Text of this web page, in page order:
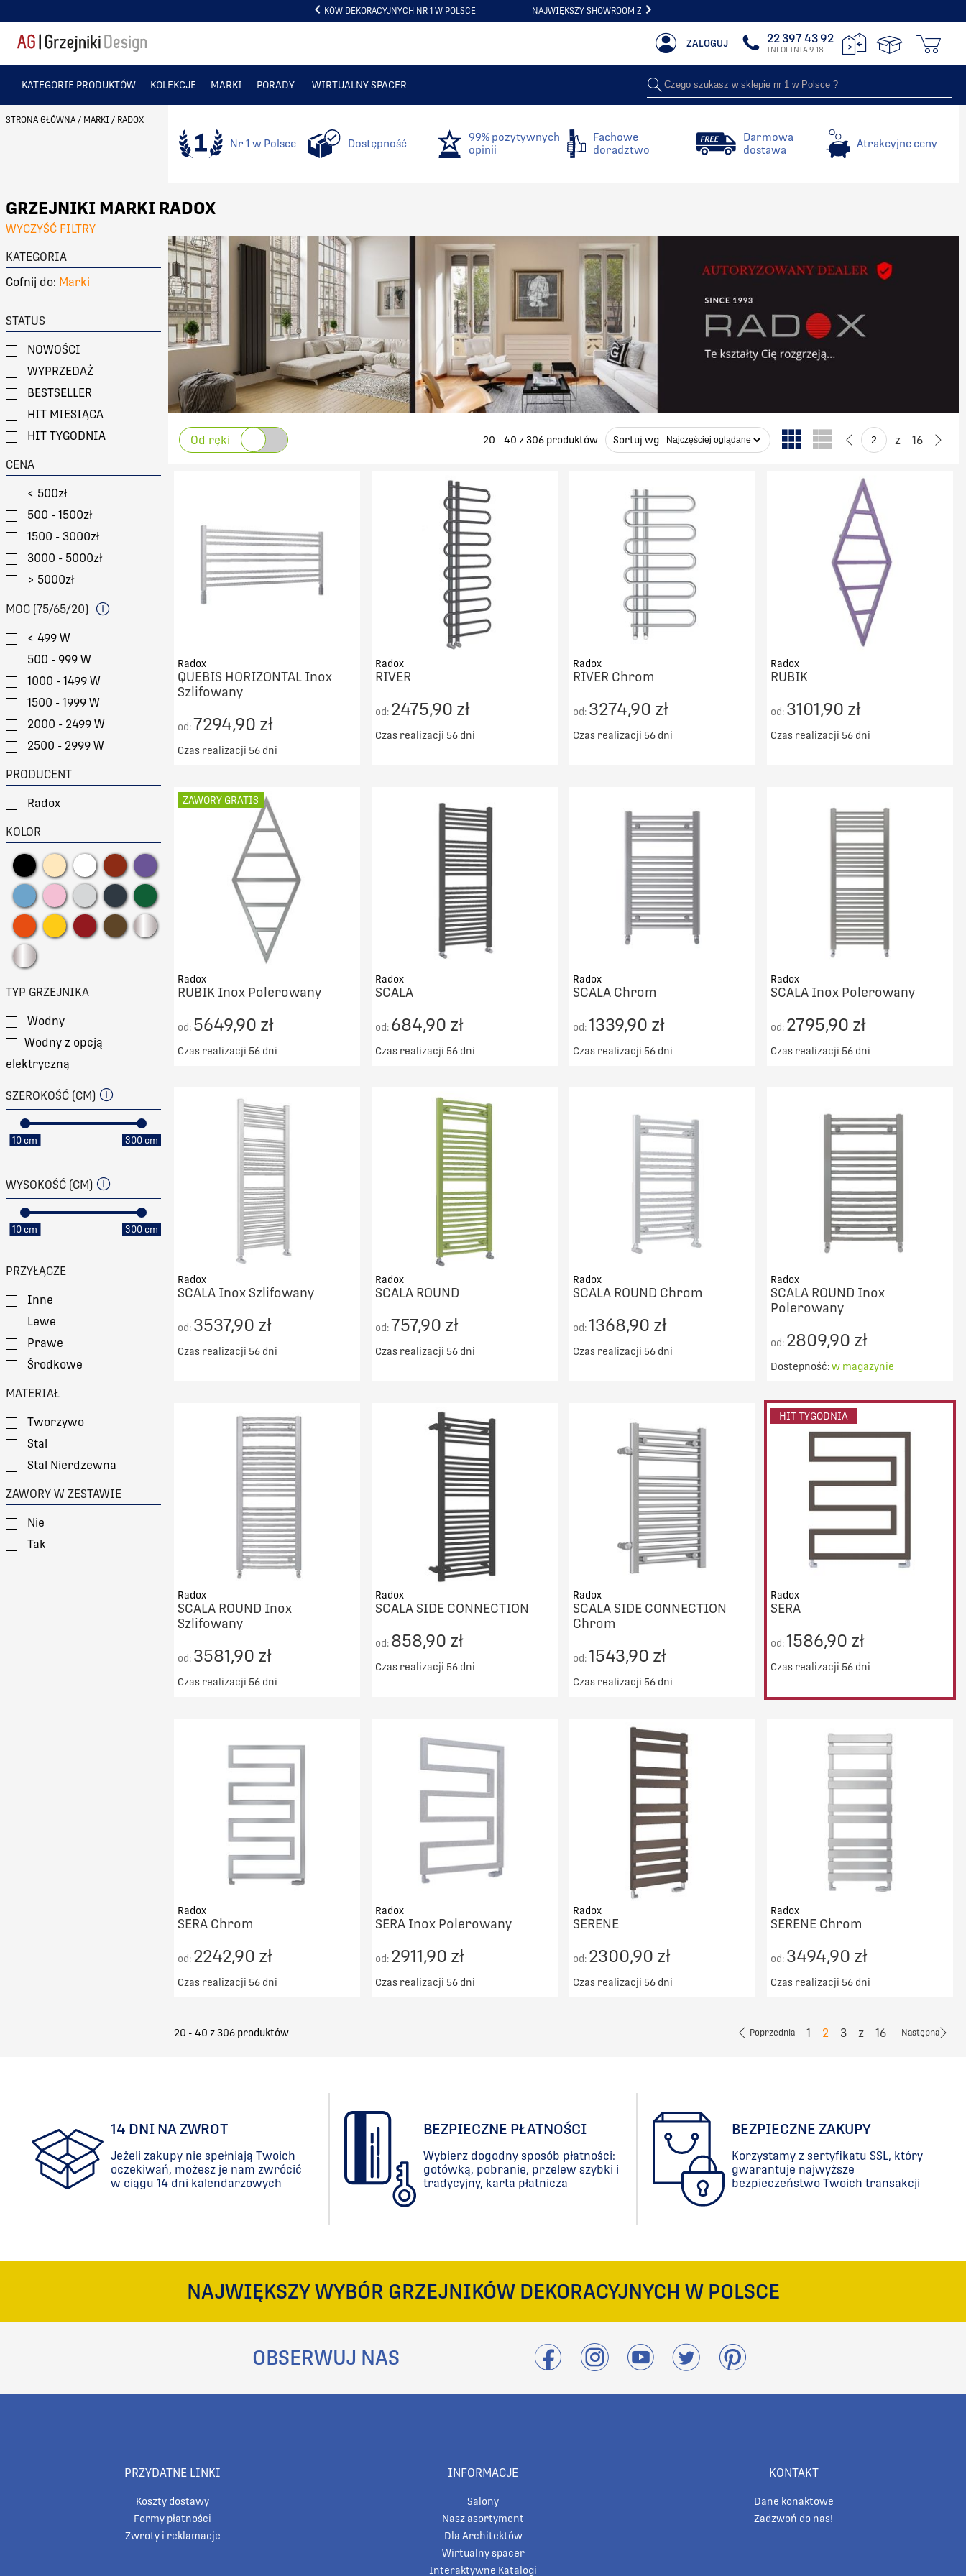
NAJWIĘKSZY SHOWROOM Z GRZEJNIKAMI DEKORACYJNYMI
ITEM
ZALOGUJ 22 397 43 92
INFOLINIA 9-18
KATEGORIE PRODUKTÓW KOLEKCJE MARKI PORADY WIRTUALNY SPACER Czego szukasz w sklepie nr 1 w Polsce ?
STRONA GŁÓWNA / MARKI / RADOX
Nr 1 w Polsce Dostępność
99% pozytywnych
opinii
Fachowe
doradztwo
Darmowa
dostawa
Atrakcyjne ceny
GRZEJNIKI MARKI RADOX
WYCZYŚĆ FILTRY
KATEGORIA
Cofnij do: Marki
STATUS
NOWOŚCI
WYPRZEDAŻ
BESTSELLER
HIT MIESIĄCA
HIT TYGODNIA
CENA
< 500zł
500 - 1500zł
1500 - 3000zł
3000 - 5000zł
> 5000zł
MOC (75/65/20)
< 499 W
500 - 999 W
1000 - 1499 W
1500 - 1999 W
2000 - 2499 W
2500 - 2999 W
> 3000 W
PRODUCENT
Radox
KOLOR
TYP GRZEJNIKA
Wodny
Wodny z opcją
elektryczną
SZEROKOŚĆ (CM)
10 cm 300 cm
WYSOKOŚĆ (CM)
10 cm 300 cm
PRZYŁĄCZE
Inne
Lewe
Prawe
Środkowe
MATERIAŁ
Tworzywo
Stal
Stal Nierdzewna
ZAWORY W ZESTAWIE
Nie
Tak
Od ręki 20 - 40 z306 produktów Sortuj wg z 16
Radox
QUEBIS HORIZONTAL Inox
Szlifowany
od:7294,90 zł
Czas realizacji 56 dni
DO KOSZYKA
PORÓWNAJ
Radox
RIVER
od: 2475,90 zł
Czas realizacji 56 dni
PORÓWNAJ
Radox
RIVER Chrom
od: 3274,90 zł
Czas realizacji 56 dni
PORÓWNAJ
Radox
RUBIK
od: 3101,90 zł
Czas realizacji 56 dni
PORÓWNAJ
ZAWORY GRATIS
Radox
RUBIK Inox Polerowany
od: 5649,90 zł
Czas realizacji 56 dni
PORÓWNAJ
Radox
SCALA
od: 684,90 zł
Czas realizacji 56 dni
DO KOSZYKA
PORÓWNAJ
Radox
SCALA Chrom
od:1339,90 zł
Czas realizacji 56 dni
PORÓWNAJ
Radox
SCALA Inox Polerowany
od: 2795,90 zł
Czas realizacji 56 dni
PORÓWNAJ
Radox
SCALA Inox Szlifowany
od: 3537,90 zł
Czas realizacji 56 dni
PORÓWNAJ
Radox
SCALA ROUND
od:757,90 zł
Czas realizacji 56 dni
PORÓWNAJ
Radox
SCALA ROUND Chrom
od:1368,90 zł
Czas realizacji 56 dni
PORÓWNAJ
Radox
SCALA ROUND Inox
Polerowany
od: 2809,90 zł
Dostępność:w magazynie
DO KOSZYKA
PORÓWNAJ
Radox
SCALA ROUND Inox
Szlifowany
od: 3581,90 zł
Czas realizacji 56 dni
Radox
SCALA SIDE CONNECTION
od: 858,90 zł
Czas realizacji 56 dni
PORÓWNAJ
Radox
SCALA SIDE CONNECTION
Chrom
od:1543,90 zł
Czas realizacji 56 dni
DO KOSZYKA
PORÓWNAJ
HIT TYGODNIA
Radox
SERA
od:1586,90 zł
Czas realizacji 56 dni
Radox
SERA Chrom
od: 2242,90 zł
Czas realizacji 56 dni
DO KOSZYKA
Radox
SERA Inox Polerowany
od: 2911,90 zł
Czas realizacji 56 dni
Radox
SERENE
od: 2300,90 zł
Czas realizacji 56 dni
Radox
SERENE Chrom
od: 3494,90 zł
Czas realizacji 56 dni
DO KOSZYKA
20 - 40 z306 produktów Poprzednia 1 2 3 z 16 Następna
14 DNI NA ZWROT
Jeżeli zakupy nie spełniają Twoich
oczekiwań, możesz je nam zwrócić
w ciągu 14 dni kalendarzowych
BEZPIECZNE PŁATNOŚCI
Wybierz dogodny sposób płatności:
gotówką, pobranie, przelew szybki i
tradycyjny, karta płatnicza
BEZPIECZNE ZAKUPY
Korzystamy z sertyfikatu SSL, który
gwarantuje najwyższe
bezpieczeństwo Twoich transakcji
NAJWIĘKSZY WYBÓR GRZEJNIKÓW DEKORACYJNYCH W POLSCE
OBSERWUJ NAS
PRZYDATNE LINKI
Koszty dostawy
Formy płatności
Zwroty i reklamacje
INFORMACJE
Salony
Nasz asortyment
Dla Architektów
Wirtualny spacer
Interaktywne Katalogi
KONTAKT
Dane konaktowe
Zadzwoń do nas!